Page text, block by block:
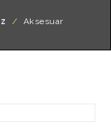
/ Aksesuar